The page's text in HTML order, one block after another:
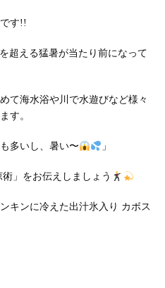
す!!
超える猛暑が当たり前になって
て海水浴や川で水遊びなど様々
す。
多いし、暑い〜 」
」をお伝えしましょう
キンに冷えた出汁氷入り カボス